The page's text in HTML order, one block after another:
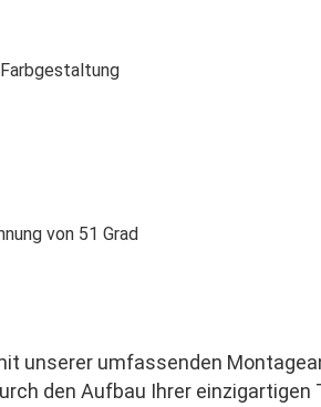
von 51 Grad
unserer umfassenden
den Aufbau Ihrer